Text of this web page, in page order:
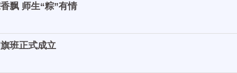
飘 师生“粽”有情
班正式成立